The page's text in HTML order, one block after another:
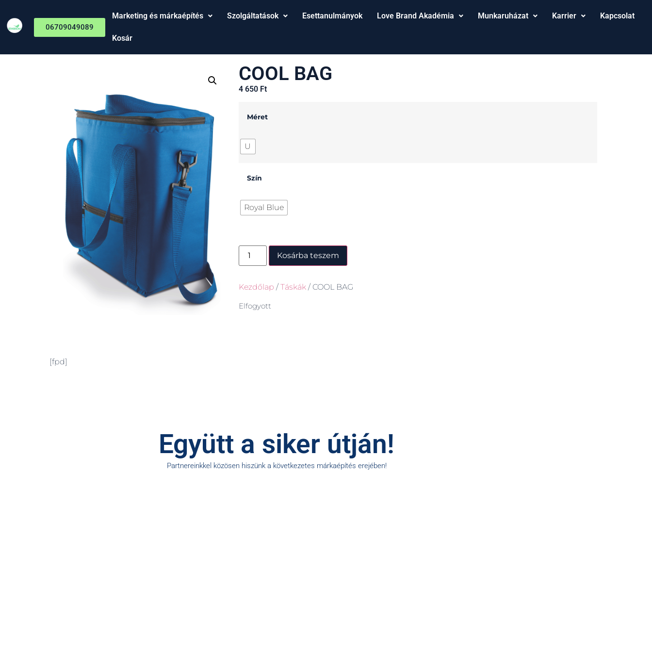
06709049089
Marketing és márkaépítés Szolgáltatások Esettanulmányok Love Brand Akadémia Munkaruházat Karrier Kapcsolat
Kosár
COOL BAG
4 650 Ft
Méret
U
Szín
Royal Blue
Kosárba teszem
Kezdőlap /Táskák/ COOL BAG
Elfogyott
[fpd]
Együtt a siker útján!
Partnereinkkel közösen hiszünk a következetes márkaépítés erejében!